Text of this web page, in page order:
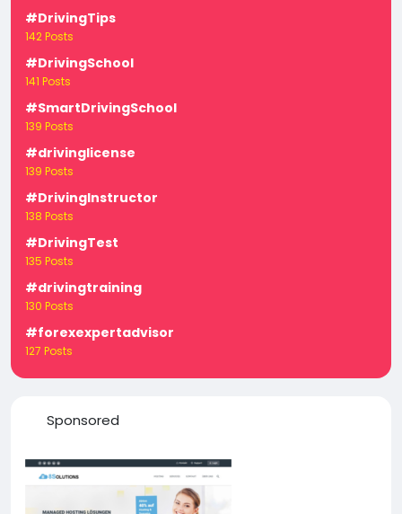
#DrivingTips
142 Posts
#DrivingSchool
141 Posts
#SmartDrivingSchool
139 Posts
#drivinglicense
139 Posts
#DrivingInstructor
138 Posts
#DrivingTest
135 Posts
#drivingtraining
130 Posts
#forexexpertadvisor
127 Posts
Sponsored